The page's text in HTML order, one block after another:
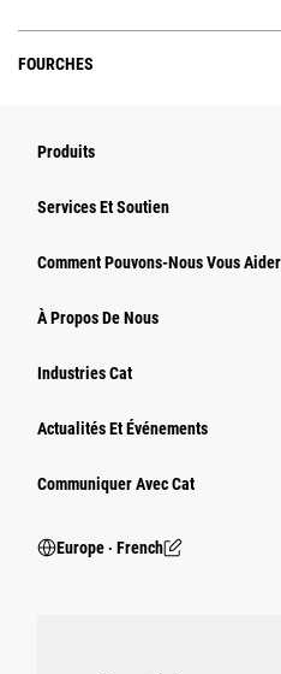
FOURCHES
Produits
Services Et Soutien
Comment Pouvons-Nous Vous
À Propos De Nous
Industries Cat
Actualités Et Événements
Communiquer Avec Cat
Europe ‧ French